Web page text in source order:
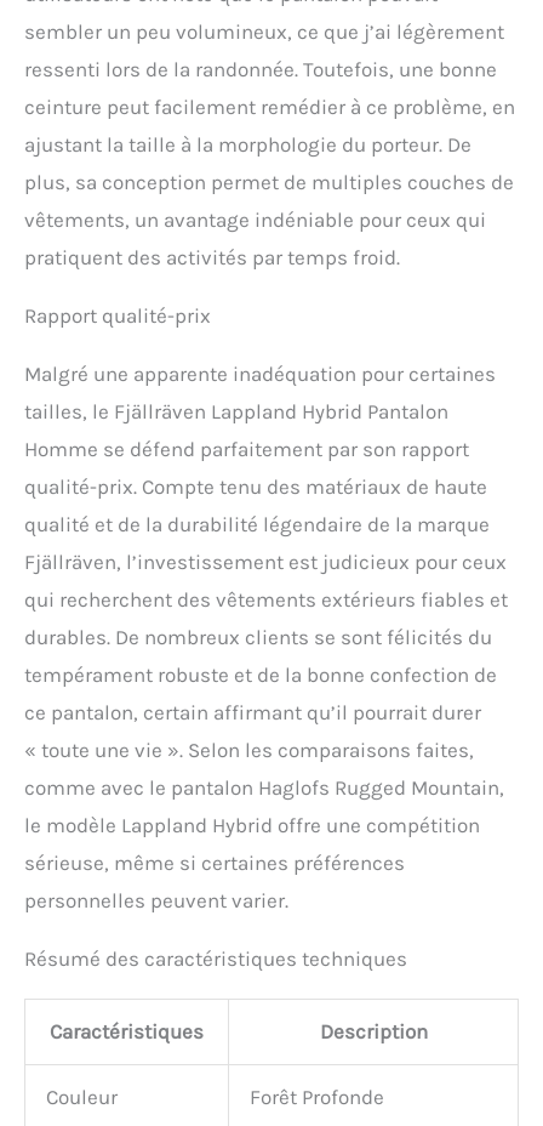
sembler un peu volumineux, ce que j’ai légèrement
ressenti lors de la randonnée. Toutefois, une bonne
ceinture peut facilement remédier à ce problème, en
ajustant la taille à la morphologie du porteur. De
plus, sa conception permet de multiples couches de
vêtements, un avantage indéniable pour ceux qui
pratiquent des activités par temps froid.
Rapport qualité-prix
Malgré une apparente inadéquation pour certaines
tailles, le Fjällräven Lappland Hybrid Pantalon
Homme se défend parfaitement par son rapport
qualité-prix. Compte tenu des matériaux de haute
qualité et de la durabilité légendaire de la marque
Fjällräven, l’investissement est judicieux pour ceux
qui recherchent des vêtements extérieurs fiables et
durables. De nombreux clients se sont félicités du
tempérament robuste et de la bonne confection de
ce pantalon, certain affirmant qu’il pourrait durer
« toute une vie ». Selon les comparaisons faites,
comme avec le pantalon Haglofs Rugged Mountain,
le modèle Lappland Hybrid offre une compétition
sérieuse, même si certaines préférences
personnelles peuvent varier.
Résumé des caractéristiques techniques
Caractéristiques Description
Couleur Forêt Profonde